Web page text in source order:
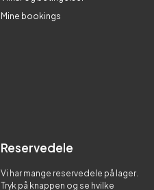
Mine bookings
Reservedele
Vi har mange reservedele på lager.
Tryk på knappen og se hvilke